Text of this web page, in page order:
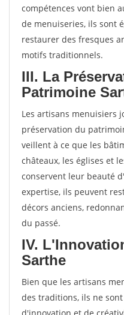
compétences vont bien
de menuiseries, ils sont
restaurer des fresques
motifs traditionnels.
III. La
Patrimoine
Les artisans menuisiers
préservation du
veillent à ce que les
châteaux, les églises et
conservent leur beauté
expertise, ils peuvent
décors anciens,
du passé.
IV.
Sarthe
Bien que les artisans
des traditions, ils ne